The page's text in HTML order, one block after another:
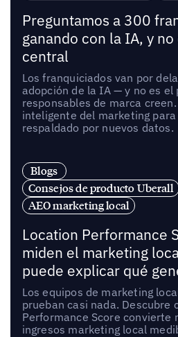
Preguntamos a 300
ganando con la IA, y
central
Los franquiciados van por
adopción de la IA — y no es el
responsables de marca
inteligente del marketing
respaldado por nuevos datos.
Blogs
Consejos de producto Uberall
AEO marketing local
Location Performance
miden el marketing
puede explicar qué
Los equipos de marketing
prueban casi nada. Descubre
Performance Score convierte
ingresos marketing local